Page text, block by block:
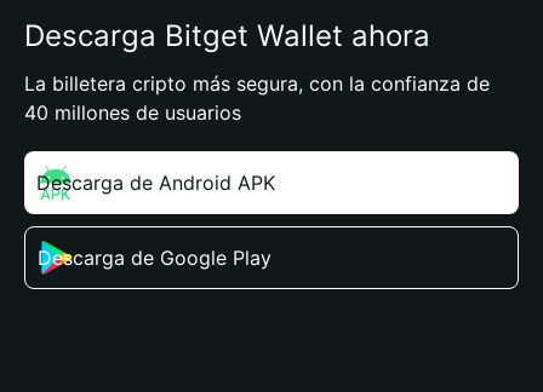
Descarga Bitget Wallet ahora
La billetera cripto más segura, con la confianza de
40 millones de usuarios
Descarga de Android APK
Descarga de Google Play